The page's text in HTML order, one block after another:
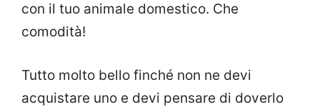
con il tuo animale domestico. Che
comodità!
Tutto molto bello finché non ne devi
acquistare uno e devi pensare di doverlo